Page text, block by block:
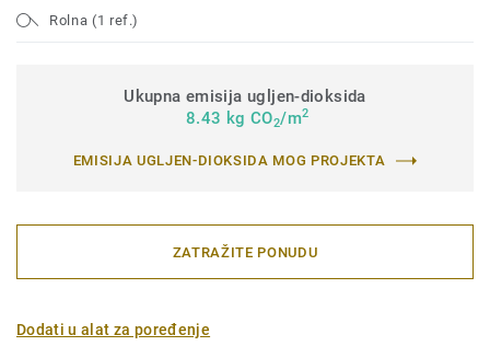
Rolna (1 ref.)
Ukupna emisija ugljen-dioksida
8.43 kg CO2/m2
EMISIJA UGLJEN-DIOKSIDA MOG PROJEKTA
ZATRAŽITE PONUDU
Dodati u alat za poređenje